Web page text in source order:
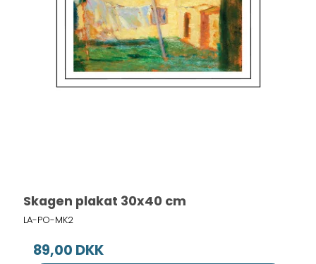
Skagen plakat 30x40 cm
LA-PO-MK2
89,00 DKK